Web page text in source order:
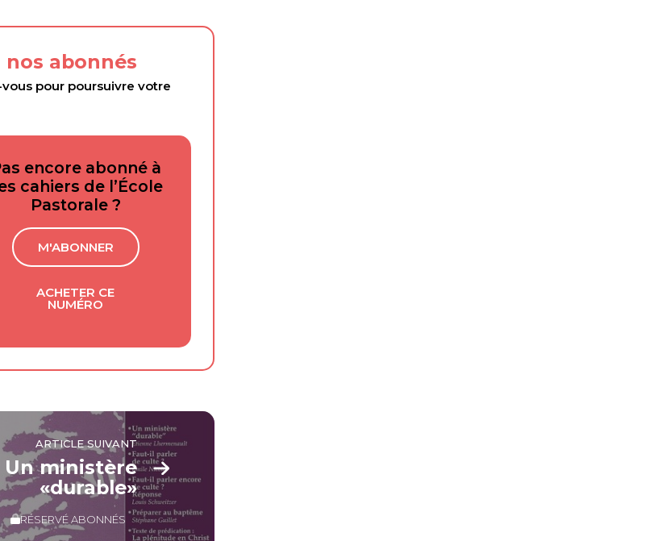
abonnés
pour poursuivre votre
encore abonné à
cahiers de l’École
Pastorale ?
M'ABONNER
ACHETER CE
NUMÉRO
ARTICLE SUIVANT
Un ministère
«durable»
RÉSERVÉ ABONNÉS